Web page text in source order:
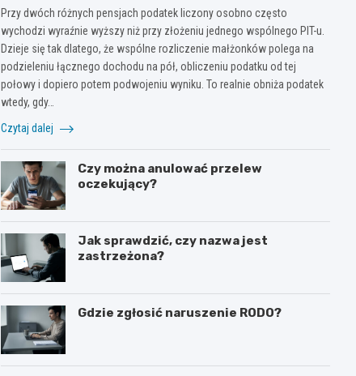
Przy dwóch różnych pensjach podatek liczony osobno często
wychodzi wyraźnie wyższy niż przy złożeniu jednego wspólnego PIT-u.
Dzieje się tak dlatego, że wspólne rozliczenie małżonków polega na
podzieleniu łącznego dochodu na pół, obliczeniu podatku od tej
połowy i dopiero potem podwojeniu wyniku. To realnie obniża podatek
wtedy, gdy…
Czytaj dalej
Czy można anulować przelew
oczekujący?
Jak sprawdzić, czy nazwa jest
zastrzeżona?
Gdzie zgłosić naruszenie RODO?